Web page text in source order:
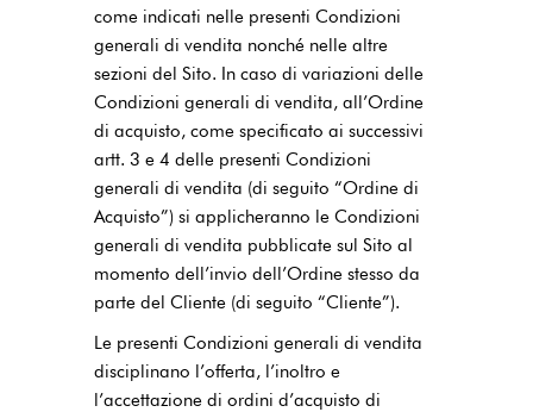
come indicati nelle presenti Condizioni
generali di vendita nonché nelle altre
sezioni del Sito. In caso di variazioni delle
Condizioni generali di vendita, all’Ordine
di acquisto, come specificato ai successivi
artt. 3 e 4 delle presenti Condizioni
generali di vendita (di seguito “Ordine di
Acquisto”) si applicheranno le Condizioni
generali di vendita pubblicate sul Sito al
momento dell’invio dell’Ordine stesso da
parte del Cliente (di seguito “Cliente”).
Le presenti Condizioni generali di vendita
disciplinano l’offerta, l’inoltro e
l’accettazione di ordini d’acquisto di